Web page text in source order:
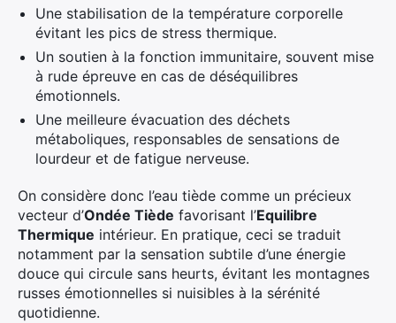
Une stabilisation de la température corporelle
évitant les pics de stress thermique.
Un soutien à la fonction immunitaire, souvent mise
à rude épreuve en cas de déséquilibres
émotionnels.
Une meilleure évacuation des déchets
métaboliques, responsables de sensations de
lourdeur et de fatigue nerveuse.
On considère donc l’eau tiède comme un précieux
vecteur d’Ondée Tiède favorisant l’Equilibre
Thermique intérieur. En pratique, ceci se traduit
notamment par la sensation subtile d’une énergie
douce qui circule sans heurts, évitant les montagnes
russes émotionnelles si nuisibles à la sérénité
quotidienne.